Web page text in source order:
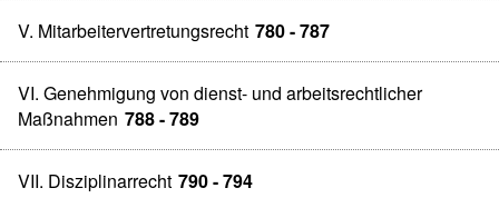
V. Mitarbeitervertretungsrecht 780 - 787
VI. Genehmigung von dienst- und arbeitsrechtlicher
Maßnahmen 788 - 789
VII. Disziplinarrecht 790 - 794